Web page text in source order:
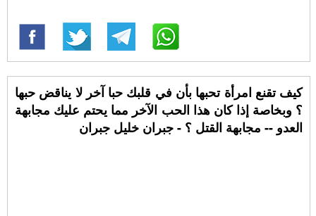
كيف تقنع امرأة تحبها بأن في قلبك حبا آخر لا يناقض حبها
؟ وبخاصة إذا كان هذا الحب الآخر مما يحتم عليك مجابهة
العدو -- مجابهة القتل ؟ - جبران خليل جبران